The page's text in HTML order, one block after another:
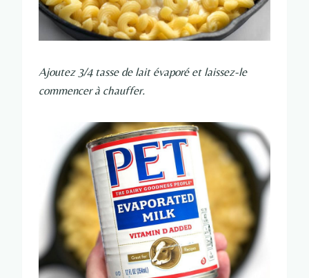
Ajoutez 3/4 tasse de lait évaporé et laissez-le
commencer à chauffer.